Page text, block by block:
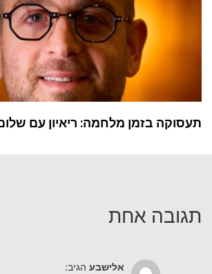
תעסוקה בזמן מלחמה: ריאיון עם
תגובה אחת
אלישבע הגיב: